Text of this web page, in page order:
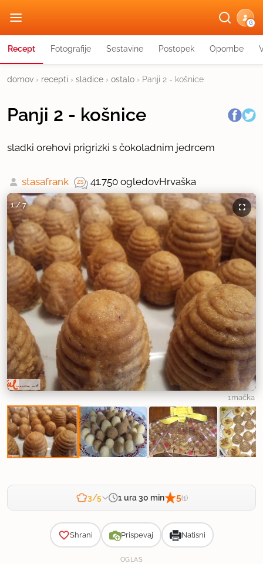
G
Recept Fotografije Sestavine Postopek Opombe
domov › recepti › sladice › ostalo › Panji 2 - košnice
Panji 2 - košnice
sladki orehovi prigrizki s čokoladnim jedrcem
stasafrank 41.750 ogledovHrvaška
1/7
1mačka
3/5 1 ura 30 min 5(1)
Shrani Prispevaj Natisni
OGLAS